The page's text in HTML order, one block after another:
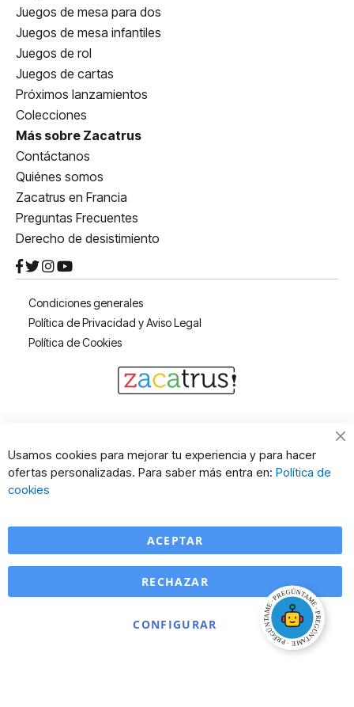
Juegos de mesa para dos
Juegos de mesa infantiles
Juegos de rol
Juegos de cartas
Próximos lanzamientos
Colecciones
Más sobre Zacatrus
Contáctanos
Quiénes somos
Zacatrus en Francia
Preguntas Frecuentes
Derecho de desistimiento
Condiciones generales
Política de Privacidad y Aviso Legal
Política de Cookies
Usamos cookies para mejorar tu experiencia y para hacer
ofertas personalizadas. Para saber más entra en: Política de
cookies
ACEPTAR
CONFIGURAR
RECHAZAR